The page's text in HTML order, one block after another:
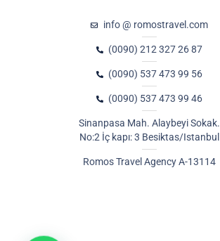
info @ romostravel.com
(0090) 212 327 26 87
(0090) 537 473 99 56
(0090) 537 473 99 46
Sinanpasa Mah. Alaybeyi Sokak.
No:2 İç kapı: 3 Besiktas/Istanbul
Romos Travel Agency A-13114